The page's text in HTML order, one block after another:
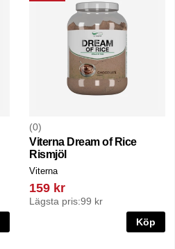
0
Viterna Dream of Rice
Rismjöl
Viterna
159 kr
Lägsta pris:99 kr
Köp